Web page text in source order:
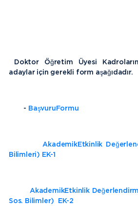
Doktor Öğretim Üyesi
adaylar için gerekli form aşağıdadır.
- BaşvuruFormu
AkademikEtkinlik
Bilimleri) EK-1
AkademikEtkinlik
Sos. Bilimler) EK-2